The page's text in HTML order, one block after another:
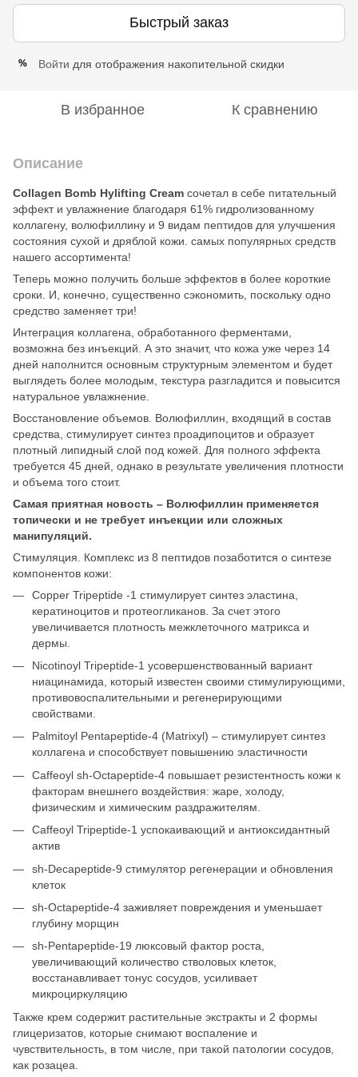
Быстрый заказ
% Войти для отображения накопительной скидки
В избранное К сравнению
Описание
Collagen Bomb Hylifting Cream сочетал в себе питательный
эффект и увлажнение благодаря 61% гидролизованному
коллагену, волюфиллину и 9 видам пептидов для улучшения
состояния сухой и дряблой кожи. самых популярных средств
нашего ассортимента!
Теперь можно получить больше эффектов в более короткие
сроки. И, конечно, существенно сэкономить, поскольку одно
средство заменяет три!
Интеграция коллагена, обработанного ферментами,
возможна без инъекций. А это значит, что кожа уже через 14
дней наполнится основным структурным элементом и будет
выглядеть более молодым, текстура разгладится и повысится
натуральное увлажнение.
Восстановление объемов. Волюфиллин, входящий в состав
средства, стимулирует синтез проадипоцитов и образует
плотный липидный слой под кожей. Для полного эффекта
требуется 45 дней, однако в результате увеличения плотности
и объема того стоит.
Самая приятная новость – Волюфиллин применяется
топически и не требует инъекции или сложных
манипуляций.
Стимуляция. Комплекс из 8 пептидов позаботится о синтезе
компонентов кожи:
Copper Tripeptide -1 стимулирует синтез эластина,
кератиноцитов и протеогликанов. За счет этого
увеличивается плотность межклеточного матрикса и
дермы.
Nicotinoyl Tripeptide-1 усовершенствованный вариант
ниацинамида, который известен своими стимулирующими,
противовоспалительными и регенерирующими
свойствами.
Palmitoyl Pentapeptide-4 (Matrixyl) – стимулирует синтез
коллагена и способствует повышению эластичности
Caffeoyl sh-Octapeptide-4 повышает резистентность кожи к
факторам внешнего воздействия: жаре, холоду,
физическим и химическим раздражителям.
Caffeoyl Tripeptide-1 успокаивающий и антиоксидантный
актив
sh-Decapeptide-9 стимулятор регенерации и обновления
клеток
sh-Octapeptide-4 заживляет повреждения и уменьшает
глубину морщин
sh-Pentapeptide-19 люксовый фактор роста,
увеличивающий количество стволовых клеток,
восстанавливает тонус сосудов, усиливает
микроциркуляцию
Также крем содержит растительные экстракты и 2 формы
глицеризатов, которые снимают воспаление и
чувствительность, в том числе, при такой патологии сосудов,
как розацеа.